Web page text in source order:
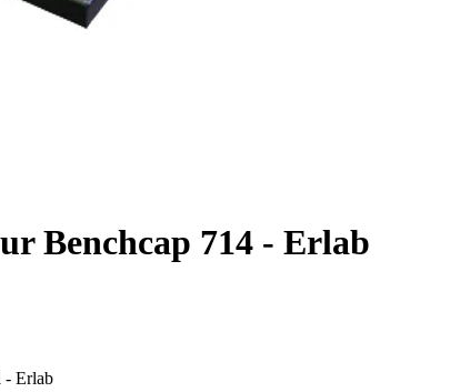
Benchcap 714 - Erlab
- Erlab